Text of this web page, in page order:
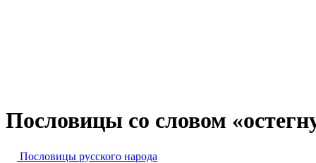
Пословицы со словом
Пословицы русского народа